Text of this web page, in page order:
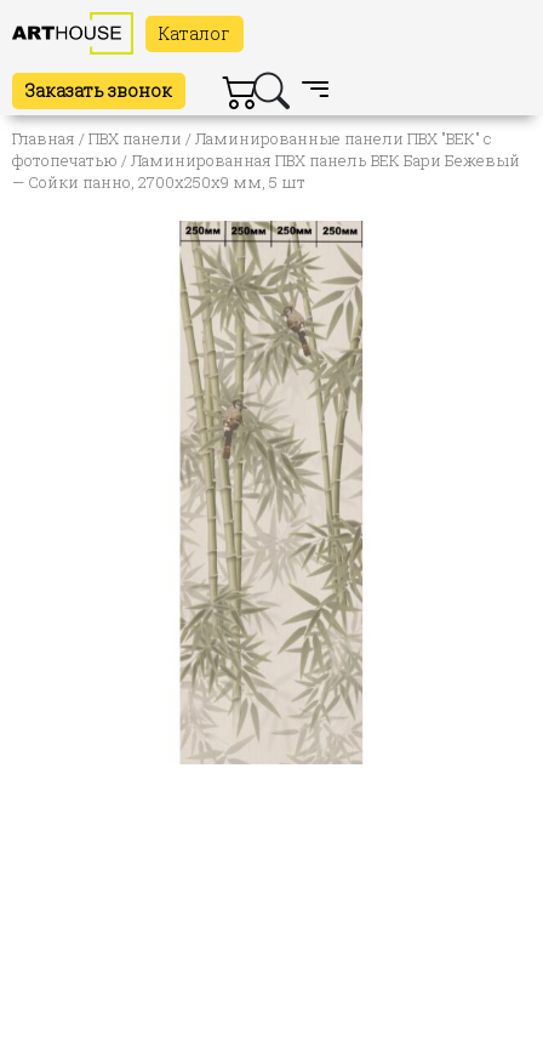
Каталог
Заказать звонок
Главная /ПВХ панели /Ламинированные панели ПВХ "ВЕК" с
фотопечатью / Ламинированная ПВХ панель ВЕК Бари Бежевый
— Сойки панно, 2700х250х9 мм, 5 шт